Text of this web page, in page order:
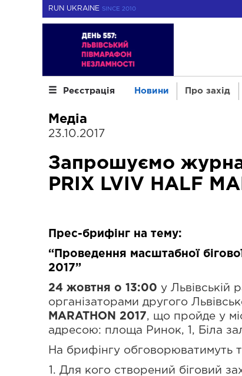
RUN UKRAINE SINCE 2010
Реєстрація Новини Про захід
Медіа
23.10.2017
Запрошуємо
PRIX LVIV HALF
Прес-брифінг на тему:
“Проведення масштабної
2017”
24 жовтня о 13:00 у Львівській
організаторами другого
MARATHON 2017, що пройде у
адресою: площа Ринок, 1, Біла
На брифінгу обговорюватимуть
Для кого створений біговий